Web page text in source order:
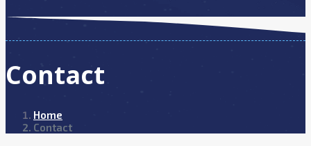
Contact
Home
Contact